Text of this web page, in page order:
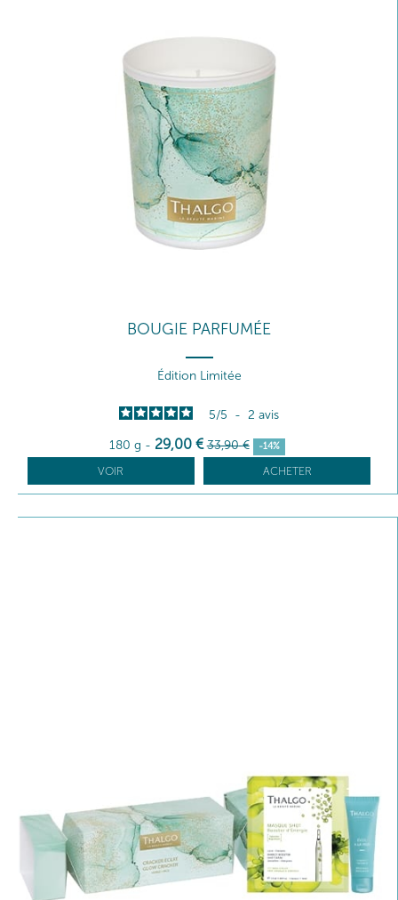
BOUGIE PARFUMÉE
Édition Limitée
5/5 - 2 avis
180 g - 29,00 € 33,90 € -14%
VOIR ACHETER